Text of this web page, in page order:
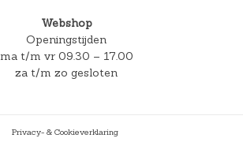
Webshop
Openingstijden
ma t/m vr 09.30 – 17.00
za t/m zo gesloten
Privacy- & Cookieverklaring